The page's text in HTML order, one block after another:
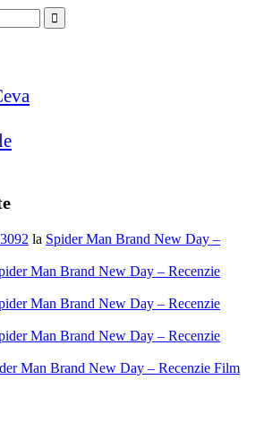
la Spider Man Brand New Day –
Man Brand New Day – Recenzie
Man Brand New Day – Recenzie
Man Brand New Day – Recenzie
Man Brand New Day – Recenzie Film